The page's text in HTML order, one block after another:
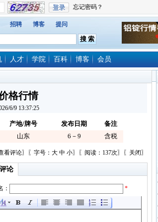
招聘 博客 提问
人才 学院 百科 博客 会员
格行情
6/9 13:37:25
产地/牌号 发布日期
备注
山东 6－9 含税
看评论〗〖字号： 大 中 小〗〖阅读：137次〗〖 关闭〗
论
： *